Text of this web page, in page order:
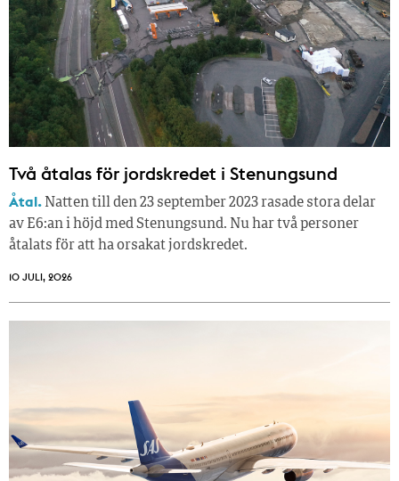
Två åtalas för jordskredet i Stenungsund
Åtal. Natten till den 23 september 2023 rasade stora delar
av E6:an i höjd med Stenungsund. Nu har två personer
åtalats för att ha orsakat jordskredet.
10 JULI, 2026